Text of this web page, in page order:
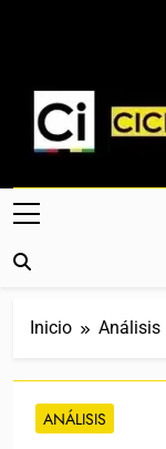
Web Dedicada
Crónicas,
Inicio Análisis
ANÁLISIS